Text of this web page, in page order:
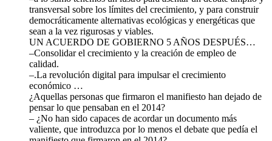
transversal sobre los límites del crecimiento, y para construir
democráticamente alternativas ecológicas y energéticas que
sean a la vez rigurosas y viables.
UN ACUERDO DE GOBIERNO 5 AÑOS DESPUÉS…
–Consolidar el crecimiento y la creación de empleo de
calidad.
–.La revolución digital para impulsar el crecimiento
económico …
¿Aquellas personas que firmaron el manifiesto han dejado de
pensar lo que pensaban en el 2014?
– ¿No han sido capaces de acordar un documento más
valiente, que introduzca por lo menos el debate que pedía el